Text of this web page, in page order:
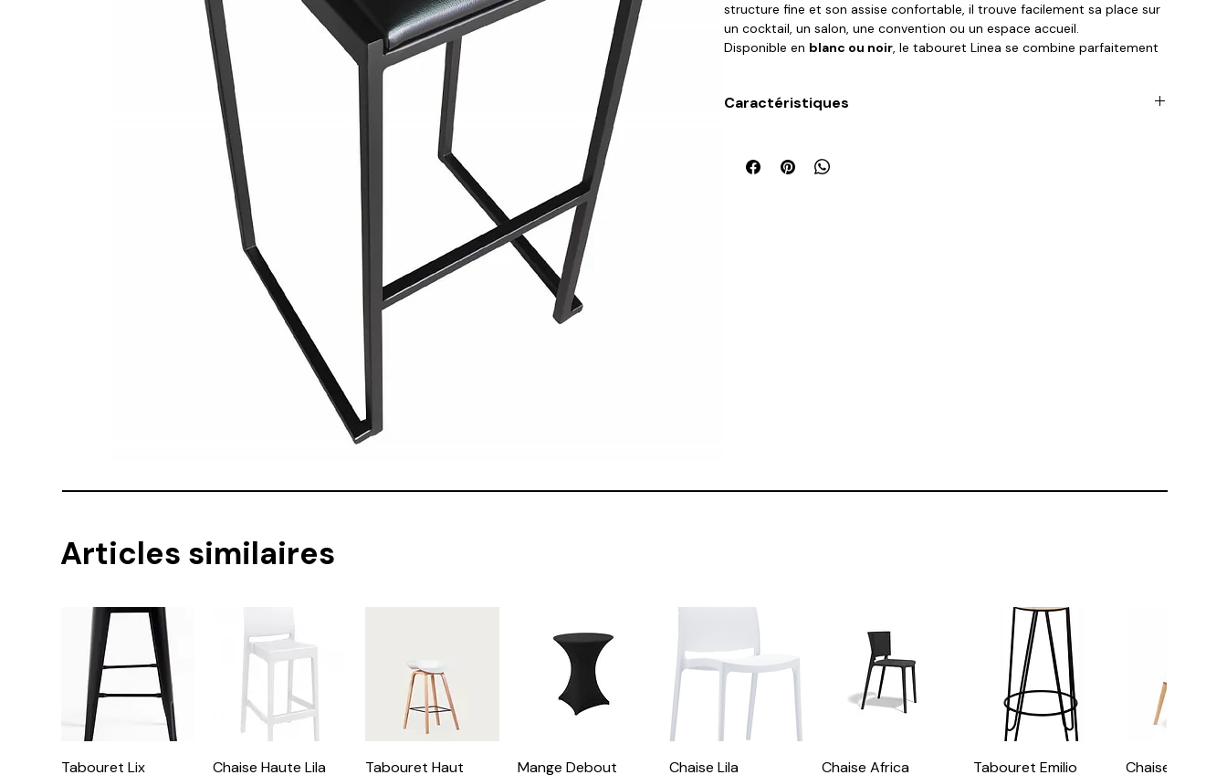
structure fine et son assise confortable, il trouve facilement sa place sur
un cocktail, un salon, une convention ou un espace accueil.
Disponible en blanc ou noir, le tabouret Linea se combine parfaitement
quantité, avec livraison et reprise sur site
Caractéristiques
Articles similaires
Tabouret Lix
Chaise Haute Lila
Tabouret Haut
Mange Debout
Chaise Lila
Chaise Africa
Tabouret Emilio
Chaise